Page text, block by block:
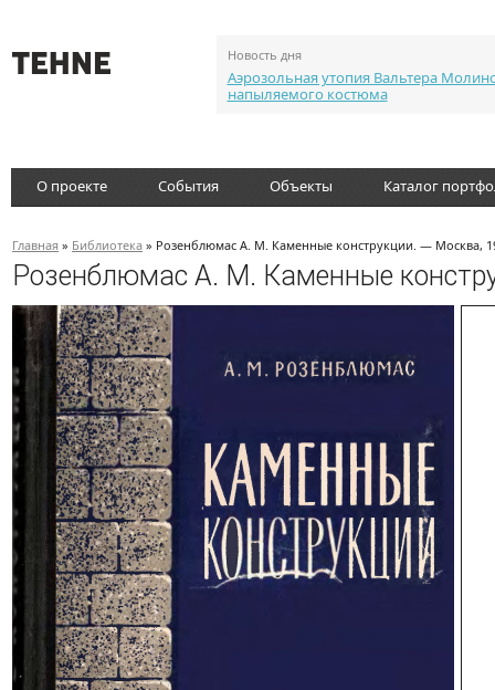
Новость дня
Аэрозольная утопия Вальтера
напыляемого костюма
О проекте События Объекты Каталог
Главная » Библиотека » Розенблюмас А. М. Каменные конструкции. — Москва,
Розенблюмас А. М. Каменные